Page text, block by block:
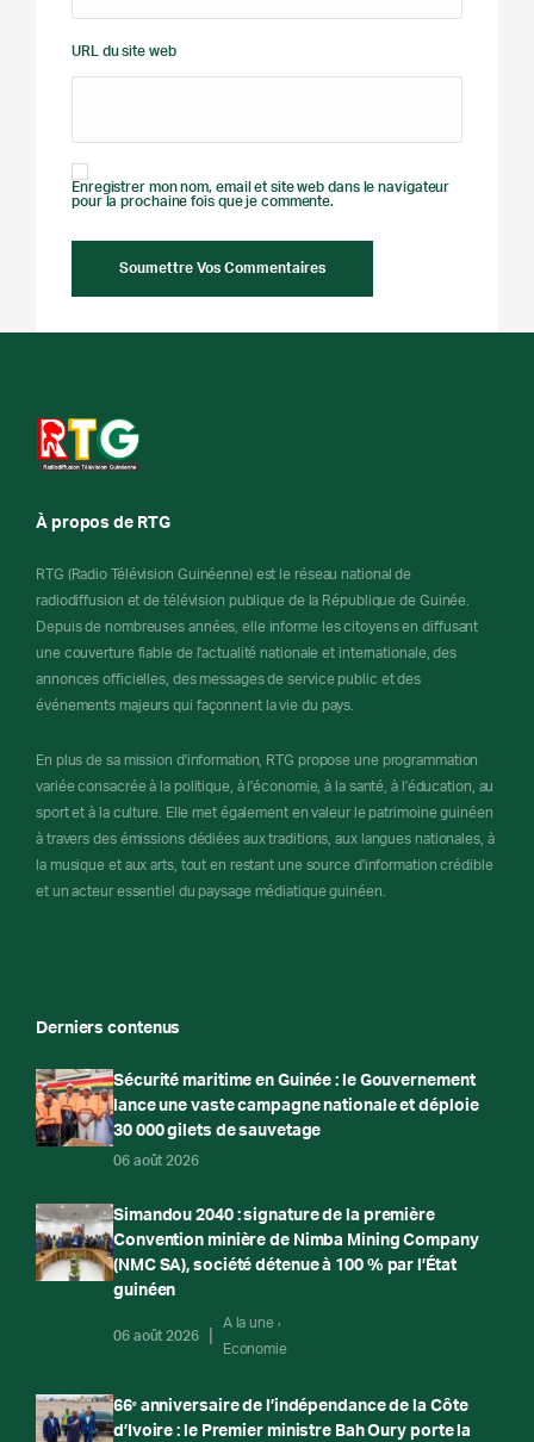
URL du site web
Enregistrer mon nom, email et site web dans le navigateur
pour la prochaine fois que je commente.
À propos de RTG
RTG (Radio Télévision Guinéenne) est le réseau national de
radiodiffusion et de télévision publique de la République de Guinée.
Depuis de nombreuses années, elle informe les citoyens en diffusant
une couverture fiable de l'actualité nationale et internationale, des
annonces officielles, des messages de service public et des
événements majeurs qui façonnent la vie du pays.
En plus de sa mission d'information, RTG propose une programmation
variée consacrée à la politique, à l'économie, à la santé, à l'éducation, au
sport et à la culture. Elle met également en valeur le patrimoine guinéen
à travers des émissions dédiées aux traditions, aux langues nationales, à
la musique et aux arts, tout en restant une source d'information crédible
et un acteur essentiel du paysage médiatique guinéen.
Derniers contenus
Sécurité maritime en Guinée : le Gouvernement
lance une vaste campagne nationale et déploie
30 000 gilets de sauvetage
06 août 2026
Simandou 2040 : signature de la première
Convention minière de Nimba Mining Company
(NMC SA), société détenue à 100 % par l’État
guinéen
06 août 2026
A la une
Economie
66ᵉ anniversaire de l’indépendance de la Côte
d’Ivoire : le Premier ministre Bah Oury porte la